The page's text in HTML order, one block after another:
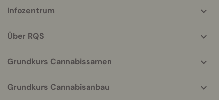
helpful
Infozentrum
Über RQS
Grundkurs Cannabissamen
Grundkurs Cannabisanbau